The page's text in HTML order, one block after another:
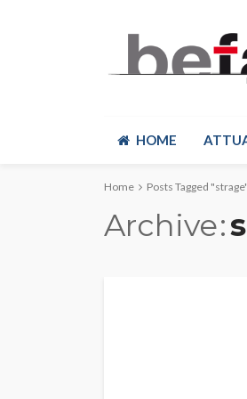
HOME
Home Posts Tagged "strage"
Archive